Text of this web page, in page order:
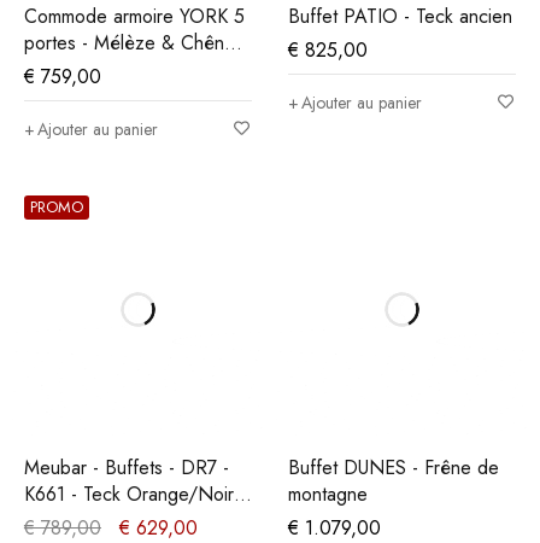
Commode armoire YORK 5
portes - Mélèze & Chêne
Cristal Beige
€ 759,00
Ajouter au panier
Buffet PATIO - Teck ancien
€ 825,00
Ajouter au panier
PROMO
Meubar - Buffets - DR7 -
K661 - Teck Orange/Noir -
207x90x50cm
€789,00 € 629,00
Buffet DUNES - Frêne de
montagne
€ 1.079,00